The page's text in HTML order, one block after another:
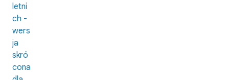
letni
ch -
wers
ja
skró
cona